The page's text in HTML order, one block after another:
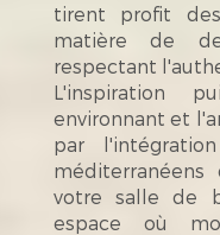
tirent profit
matière de
respectant
L'inspiration
environnant et
par
méditerranéens
votre salle de
espace où